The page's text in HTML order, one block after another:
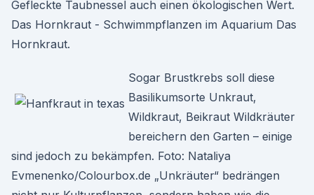
Gefleckte Taubnessel auch einen ökologischen Wert.
Das Hornkraut - Schwimmpflanzen im Aquarium Das
Hornkraut.
Sogar Brustkrebs soll diese
Basilikumsorte Unkraut,
Wildkraut, Beikraut Wildkräuter
bereichern den Garten – einige
sind jedoch zu bekämpfen. Foto: Nataliya
Evmenenko/Colourbox.de „Unkräuter“ bedrängen